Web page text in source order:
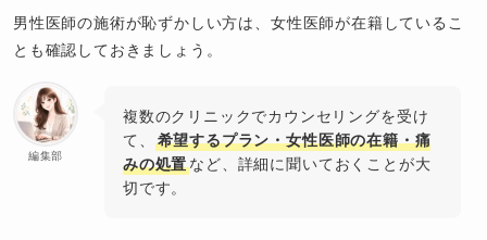
男性医師の施術が恥ずかしい方は、女性医師が在籍しているこ
とも確認しておきましょう。
編集部
複数のクリニックでカウンセリングを受け
て、
希望するプラン・女性医師の在籍・痛
みの処置など、詳細に聞いておくことが大
切です。